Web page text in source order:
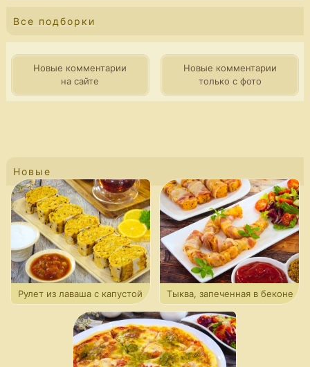
Все подборки
Новые комментарии
на сайте
Новые комментарии
только с фото
Новые
Рулет из лаваша с капустой Тыква, запеченная в беконе